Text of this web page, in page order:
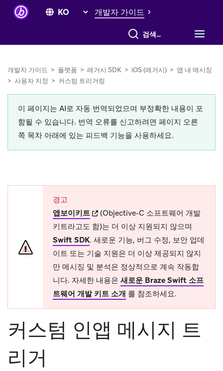
개발자 가이드
전체 검색
개발자 가이드 > 플랫폼 > 레거시 SDK > iOS (레거시) > 앱 내 메시징
> 사용자 지정 > 커스텀 트리거링
이 페이지는 AI로 자동 번역되었으며 부정확한 내용이 포
함될 수 있습니다. 번역 오류를 신고하려면 페이지 오른
쪽 목차 아래에 있는 피드백 기능을 사용하세요.
경고
앱보이키트(opens in new tab)
(Objective-C 소프트웨어 개발
키트라고도 함)는 더 이상 지원되지 않으며
Swift SDK. 새로운 기능, 버그 수정, 보안 업데
이트 또는 기술 지원은 더 이상 제공되지 않지
만 메시징 및 분석은 정상적으로 계속 작동합
니다. 자세한 내용은 새로운 Braze Swift 소프
트웨어 개발 키트 소개 를 참조하세요.
커스텀 인앱 메시지 트
리거